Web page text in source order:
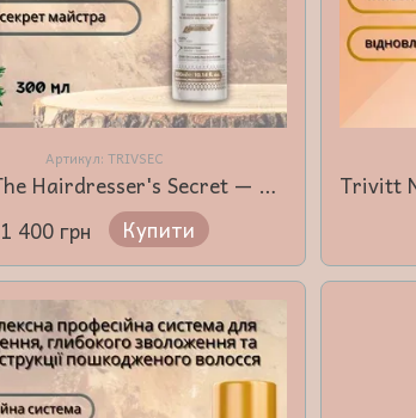
Артикул: TRIVSEC
Trivitt The Hairdresser's Secret — Секрет перукаря — Миттєвий реконструктор волосся з KAPs-технологією 300 мл
1 400 грн
Купити